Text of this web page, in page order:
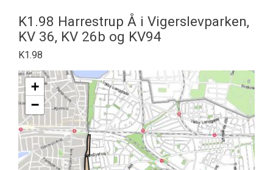
K1.98 Harrestrup Å i Vigerslevparken,
KV 36, KV 26b og KV94
K1.98
+
−